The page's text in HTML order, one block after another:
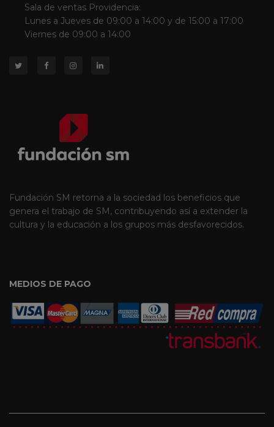
Sala de ventas Providencia:
Lunes a Jueves de 09:00 a 14:00 y de 15:00 a 17:00
Viernes de 09:00 a 14:00
Fundación SM retorna a la sociedad los beneficios que
genera el trabajo de SM, contribuyendo así a extender la
cultura y la educación a los grupos más desfavorecidos.
MEDIOS DE PAGO